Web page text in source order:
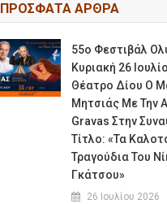
ΠΡΟΣΦΑΤΑ ΑΡΘΡΑ
55ο Φεστιβάλ
Κυριακή 26
Θέατρο Δίου Ο
Μητσιάς Με Την
Gravas Στην
Τίτλο: «τα
Τραγούδια Του
Γκάτσου»
26 Ιουλίου 2026